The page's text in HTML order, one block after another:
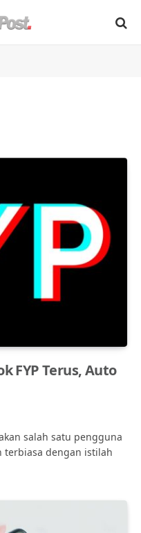
FYP Terus, Auto
salah satu pengguna
terbiasa dengan istilah